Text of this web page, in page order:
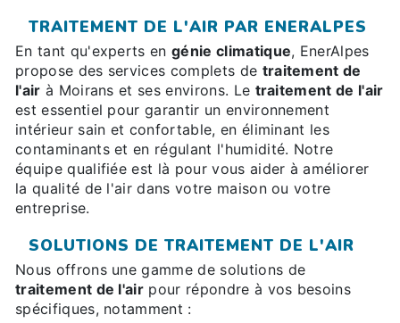
TRAITEMENT DE L'AIR PAR ENERALPES
En tant qu'experts engénie climatique, EnerAlpes
propose des services complets de traitement de
l'air à Moirans et ses environs. Le traitement de l'air
est essentiel pour garantir un environnement
intérieur sain et confortable, en éliminant les
contaminants et en régulant l'humidité. Notre
équipe qualifiée est là pour vous aider à améliorer
la qualité de l'air dans votre maison ou votre
entreprise.
SOLUTIONS DE TRAITEMENT DE L'AIR
Nous offrons une gamme de solutions de
traitement de l'air pour répondre à vos besoins
spécifiques, notamment :